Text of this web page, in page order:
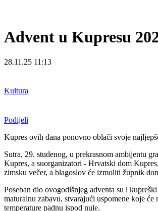
Advent u Kupresu
28.11.25 11:13
Kultura
Podijeli
Kupres ovih dana ponovno oblači svoje
Sutra, 29. studenog, u prekrasnom ambijentu
Kupres, a suorganizatori - Hrvatski dom
zimsku večer, a blagoslov će izmoliti župnik
Poseban dio ovogodišnjeg adventa su i
maturalnu zabavu, stvarajući uspomene koje
temperature padnu ispod nule.